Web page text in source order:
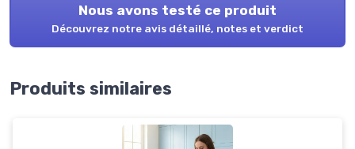
Nous avons testé ce produit
Découvrez notre avis détaillé, notes et verdict
Produits similaires